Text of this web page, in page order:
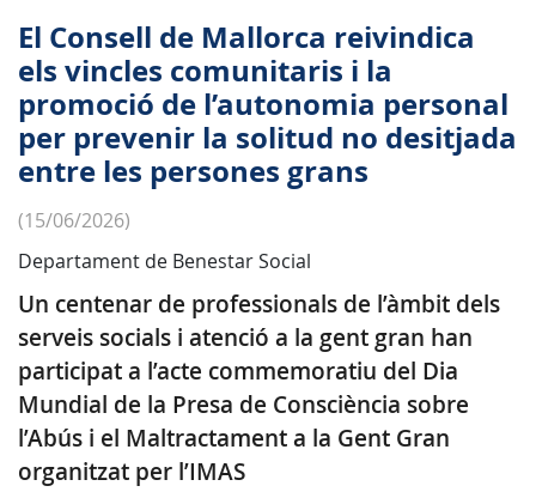
El Consell de Mallorca reivindica
els vincles comunitaris i la
promoció de l’autonomia personal
per prevenir la solitud no desitjada
entre les persones grans
(15/06/2026)
Departament de Benestar Social
Un centenar de professionals de l’àmbit dels
serveis socials i atenció a la gent gran han
participat a l’acte commemoratiu del Dia
Mundial de la Presa de Consciència sobre
l’Abús i el Maltractament a la Gent Gran
organitzat per l’IMAS